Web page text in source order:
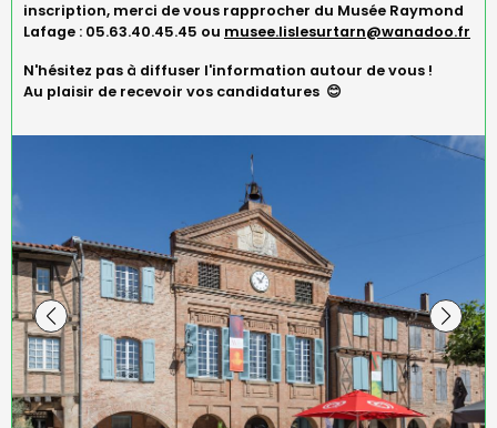
inscription, merci de vous rapprocher du Musée Raymond
Lafage : 05.63.40.45.45 ou musee.lislesurtarn@wanadoo.fr
N'hésitez pas à diffuser l'information autour de vous !
Au plaisir de recevoir vos candidatures 😊